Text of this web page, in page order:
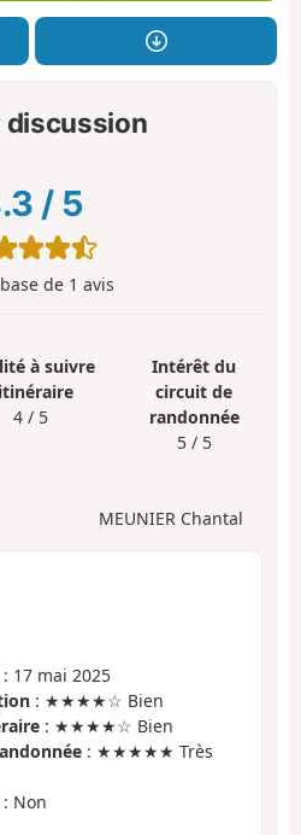
discussion
/ 5
de 1 avis
à suivre
4 / 5
Intérêt du
circuit de
randonnée
5 / 5
MEUNIER Chantal
: 17 mai 2025
: ★★★★☆ Bien
: ★★★★☆ Bien
: ★★★★★ Très
: Non